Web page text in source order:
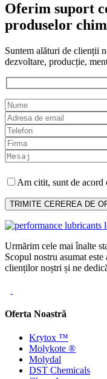
Oferim suport
produselor
Suntem alături de clienții
dezvoltare, producție,
Am citit, sunt de acord
Urmărim cele mai înalte
Scopul nostru asumat
clienților noștri și ne
Oferta Noastră
Krytox ™
Molykote ®
Molydal
DST Chemicals